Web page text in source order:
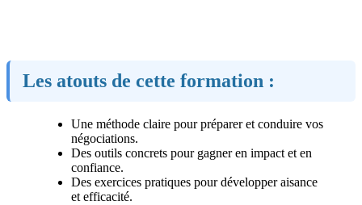
Les atouts de cette formation :
Une méthode claire pour préparer et conduire vos
négociations.
Des outils concrets pour gagner en impact et en
confiance.
Des exercices pratiques pour développer aisance
et efficacité.